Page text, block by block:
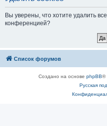
Вы уверены, что хотите удалить
конференцией?
Список форумов
Создано на основе phpBB®
Русская